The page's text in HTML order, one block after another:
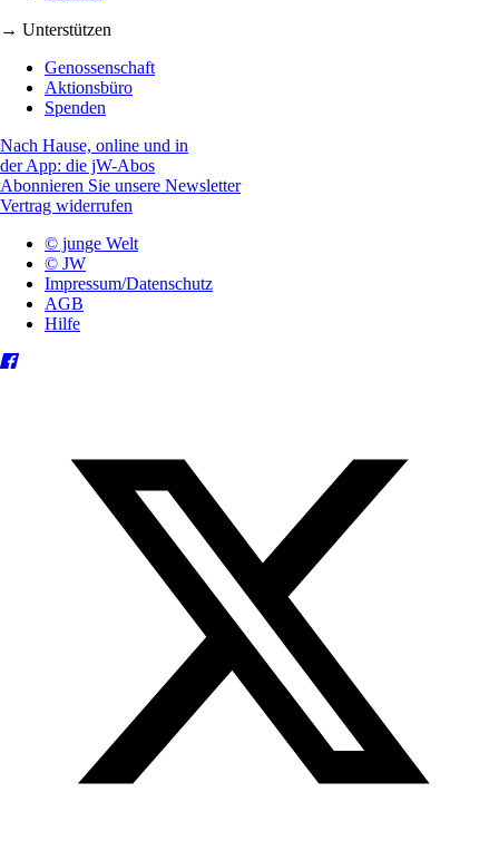
→ Unterstützen
Genossenschaft
Aktionsbüro
Spenden
Nach Hause, online und in
der App: die jW-Abos
Abonnieren Sie unsere Newsletter
Vertrag widerrufen
© junge Welt
© JW
Impressum/Datenschutz
AGB
Hilfe